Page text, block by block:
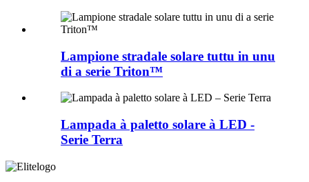
Lampione stradale solare tuttu in unu
di a serie Triton™
Lampada à paletto solare à LED -
Serie Terra